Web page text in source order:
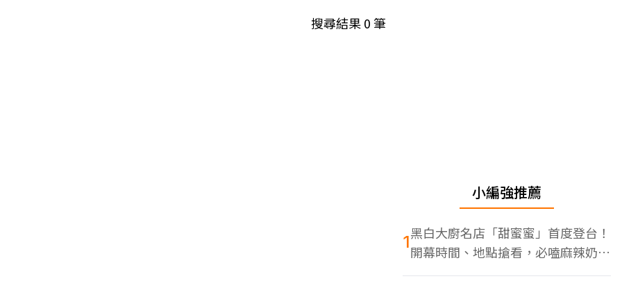
搜尋結果0筆
小編強推薦
1黑白大廚名店「甜蜜蜜」首度登台！
開幕時間、地點搶看，必嗑麻辣奶油
蝦